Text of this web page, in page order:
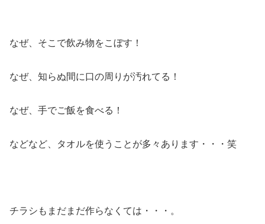
なぜ、そこで飲み物をこぼす！
なぜ、知らぬ間に口の周りが汚れてる！
なぜ、手でご飯を食べる！
などなど、タオルを使うことが多々あります・・・笑
チラシもまだまだ作らなくては・・・。